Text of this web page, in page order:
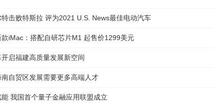
特击败特斯拉 评为2021 U.S. News最佳电动汽车
iMac：搭配自研芯片M1 起售价1299美元
启福建高质量发展新空间
自贸区发展需要更多高端人才
我国首个量子金融应用联盟成立